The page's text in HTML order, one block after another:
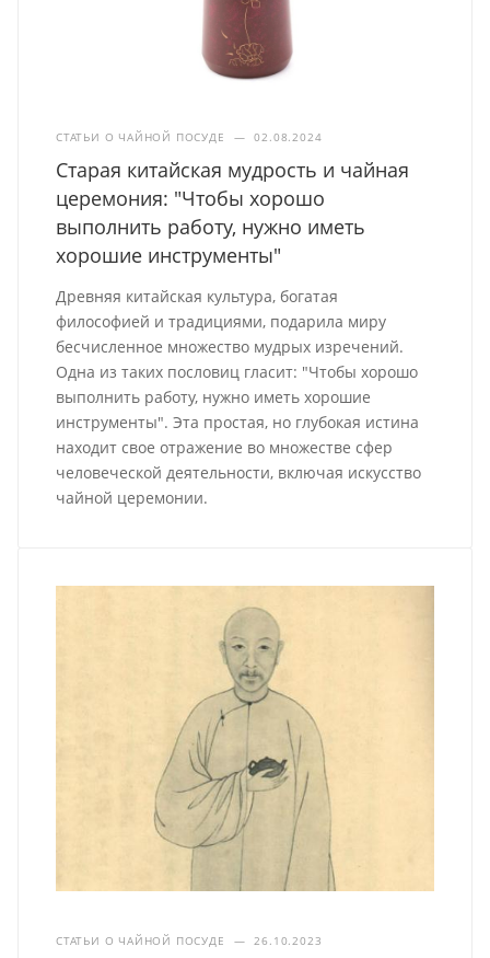
СТАТЬИ О ЧАЙНОЙ ПОСУДЕ — 02.08.2024
Старая китайская мудрость и чайная
церемония: "Чтобы хорошо
выполнить работу, нужно иметь
хорошие инструменты"
Древняя китайская культура, богатая
философией и традициями, подарила миру
бесчисленное множество мудрых изречений.
Одна из таких пословиц гласит: "Чтобы хорошо
выполнить работу, нужно иметь хорошие
инструменты". Эта простая, но глубокая истина
находит свое отражение во множестве сфер
человеческой деятельности, включая искусство
чайной церемонии.
СТАТЬИ О ЧАЙНОЙ ПОСУДЕ — 26.10.2023